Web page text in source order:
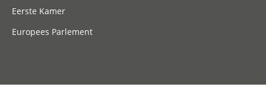
Eerste Kamer
Europees Parlement